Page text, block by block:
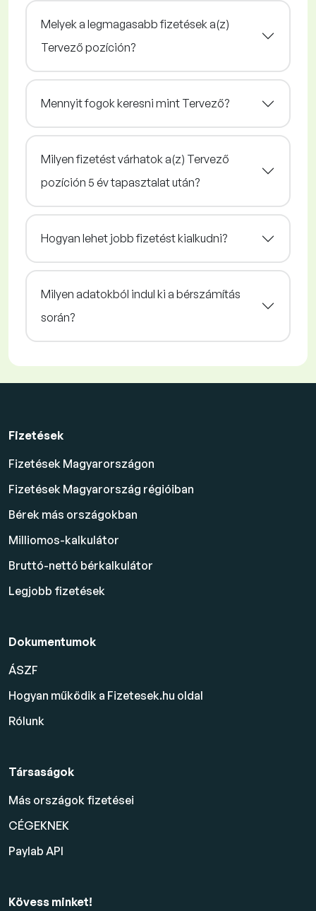
Melyek a legmagasabb fizetések a(z)
Tervező pozíción?
Mennyit fogok keresni mint Tervező?
Milyen fizetést várhatok a(z) Tervező
pozíción 5 év tapasztalat után?
Hogyan lehet jobb fizetést kialkudni?
Milyen adatokból indul ki a bérszámítás
során?
Fizetések
Fizetések Magyarországon
Fizetések Magyarország régióiban
Bérek más országokban
Milliomos-kalkulátor
Bruttó-nettó bérkalkulátor
Legjobb fizetések
Dokumentumok
ÁSZF
Hogyan működik a Fizetesek.hu oldal
Rólunk
Társaságok
Más országok fizetései
CÉGEKNEK
Paylab API
Kövess minket!